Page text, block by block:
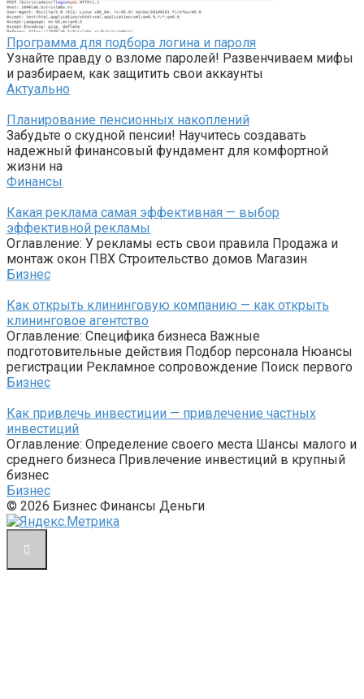
Программа для подбора логина и пароля
Узнайте правду о взломе паролей! Развенчиваем мифы
и разбираем, как защитить свои аккаунты
Актуально
Планирование пенсионных накоплений
Забудьте о скудной пенсии! Научитесь создавать
надежный финансовый фундамент для комфортной
жизни на
Финансы
Какая реклама самая эффективная — выбор
эффективной рекламы
Оглавление: У рекламы есть свои правила Продажа и
монтаж окон ПВХ Строительство домов Магазин
Бизнес
Как открыть клининговую компанию — как открыть
клининговое агентство
Оглавление: Специфика бизнеса Важные
подготовительные действия Подбор персонала Нюансы
регистрации Рекламное сопровождение Поиск первого
Бизнес
Как привлечь инвестиции — привлечение частных
инвестиций
Оглавление: Определение своего места Шансы малого и
среднего бизнеса Привлечение инвестиций в крупный
бизнес
Бизнес
© 2026 Бизнес Финансы Деньги